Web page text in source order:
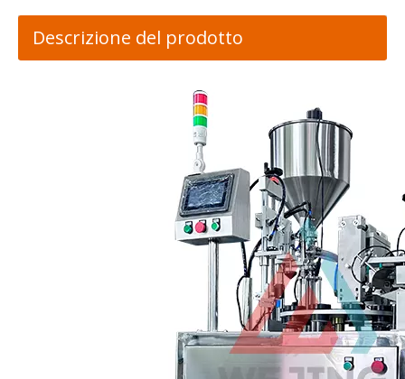
Descrizione del prodotto